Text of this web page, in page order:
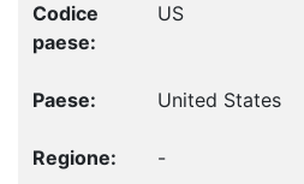
US
United States
-